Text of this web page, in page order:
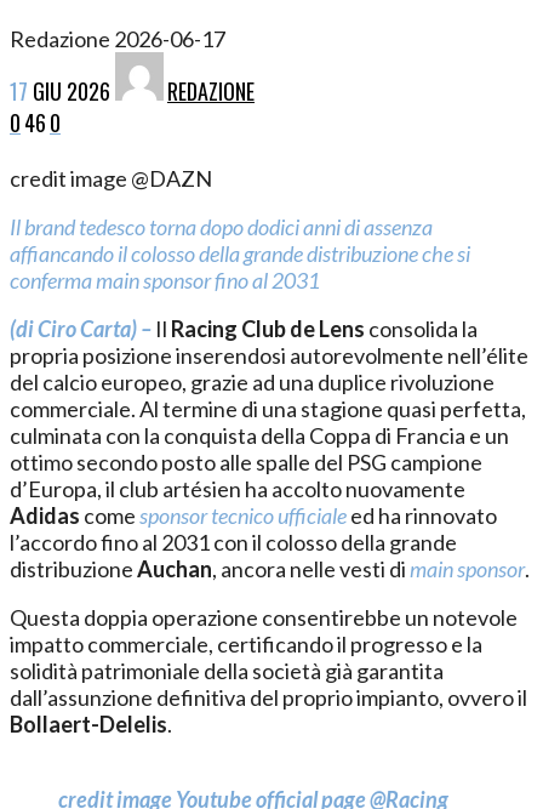
Redazione 2026-06-17
17 GIU 2026
REDAZIONE
0460
credit image @DAZN
Il brand tedesco torna dopo dodici anni di assenza
affiancando il colosso della grande distribuzione che si
conferma main sponsor fino al 2031
(di Ciro Carta) – Il Racing Club de Lens consolida la
propria posizione inserendosi autorevolmente nell’élite
del calcio europeo, grazie ad una duplice rivoluzione
commerciale. Al termine di una stagione quasi perfetta,
culminata con la conquista della Coppa di Francia e un
ottimo secondo posto alle spalle del PSG campione
d’Europa, il club artésien ha accolto nuovamente
Adidas comesponsor tecnico ufficialeed ha rinnovato
l’accordo fino al 2031 con il colosso della grande
distribuzioneAuchan, ancora nelle vesti di main sponsor.
Questa doppia operazione consentirebbe un notevole
impatto commerciale, certificando il progresso e la
solidità patrimoniale della società già garantita
dall’assunzione definitiva del proprio impianto, ovvero il
Bollaert-Delelis.
credit image Youtube official page @Racing